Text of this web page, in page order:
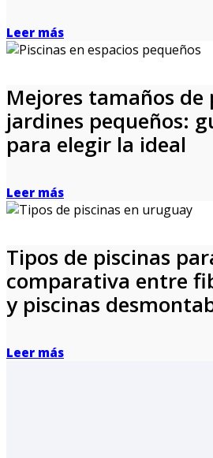
Leer más
Mejores tamaños de
jardines pequeños:
para elegir la ideal
Leer más
Tipos de piscinas
comparativa entre
y piscinas
Leer más